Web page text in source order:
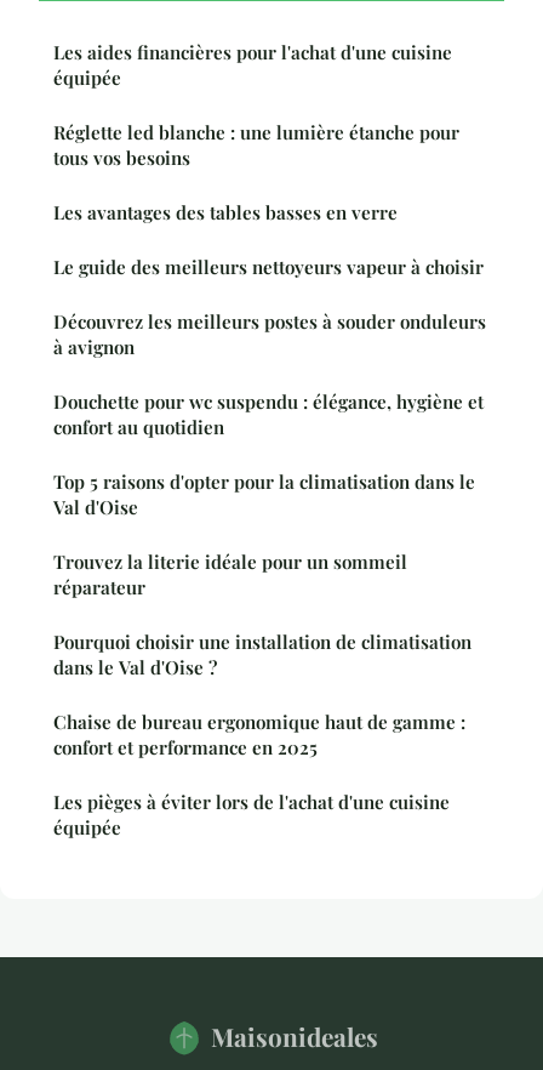
Les aides financières pour l'achat d'une cuisine
équipée
Réglette led blanche : une lumière étanche pour
tous vos besoins
Les avantages des tables basses en verre
Le guide des meilleurs nettoyeurs vapeur à choisir
Découvrez les meilleurs postes à souder onduleurs
à avignon
Douchette pour wc suspendu : élégance, hygiène et
confort au quotidien
Top 5 raisons d'opter pour la climatisation dans le
Val d'Oise
Trouvez la literie idéale pour un sommeil
réparateur
Pourquoi choisir une installation de climatisation
dans le Val d'Oise ?
Chaise de bureau ergonomique haut de gamme :
confort et performance en 2025
Les pièges à éviter lors de l'achat d'une cuisine
équipée
Maisonideales